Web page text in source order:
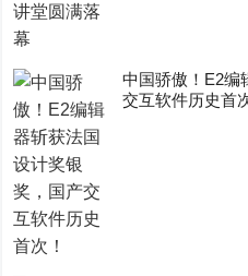
中国骄傲！E2编
交互软件历史首